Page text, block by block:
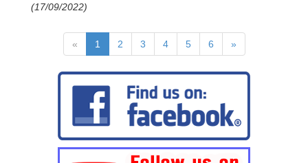
(17/09/2022)
« 1 2 3 4 5 6 »